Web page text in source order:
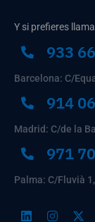
Y si prefieres
933
Barcelona: C/
914
Madrid: C/de la
971
Palma: C/Fluvià